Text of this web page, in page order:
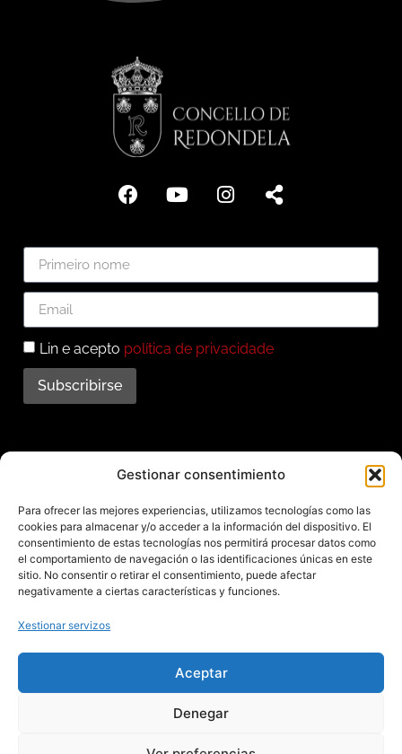
Gestionar consentimiento
Para ofrecer las mejores experiencias, utilizamos tecnologías como las
cookies para almacenar y/o acceder a la información del dispositivo. El
consentimiento de estas tecnologías nos permitirá procesar datos como
el comportamiento de navegación o las identificaciones únicas en este
sitio. No consentir o retirar el consentimiento, puede afectar
negativamente a ciertas características y funciones.
Xestionar servizos
Aceptar
Denegar
Lin e acepto política de privacidade
Subscribirse
Subscríbete ao noso
boletín
Mantente informado das últimas novidades e
actividades do municipio. Subscríbete agora e
recibe no teu enderezo electrónico toda a
Aviso legal – Política de privacidad – Cookies – Mapa web